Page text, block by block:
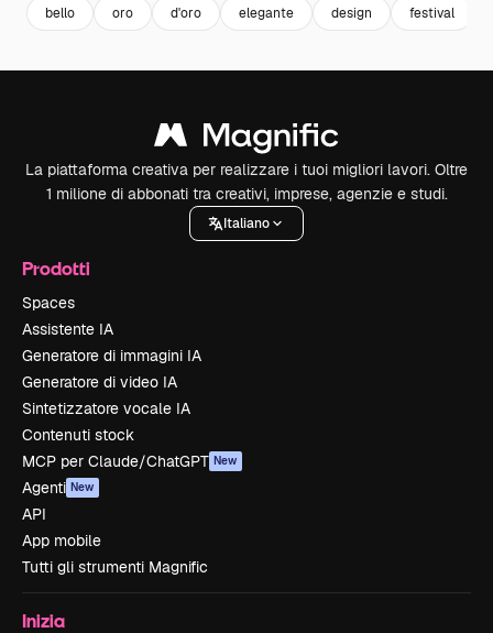
bello oro d'oro elegante design festival
La piattaforma creativa per realizzare i tuoi migliori lavori. Oltre
1 milione di abbonati tra creativi, imprese, agenzie e studi.
Italiano
Prodotti
Spaces
Assistente IA
Generatore di immagini IA
Generatore di video IA
Sintetizzatore vocale IA
Contenuti stock
MCP per Claude/ChatGPT New
Agenti New
API
App mobile
Tutti gli strumenti Magnific
Inizia